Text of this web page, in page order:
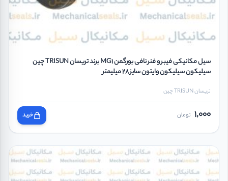
سیل مکانیکی فیبر و فنر نافی بورگمن MG1 برند تریسان TRISUN چین
سیلیکون سیلیکون وایتون سایز 28 میلیمتر
تریسان TRISUN چین
1,000 تومان خرید